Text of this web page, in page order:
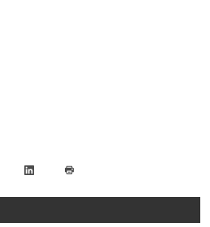
FacebookLinkedIn
drucken